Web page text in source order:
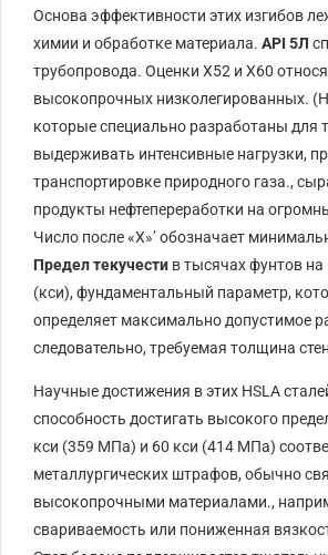
Основа эффективности этих изгибов
химии и обработке материала. API 5Л
трубопровода. Оценки Х52 и Х60
высокопрочных низколегированных. (
которые специально разработаны для
выдерживать интенсивные нагрузки,
транспортировке природного газа.,
продукты нефтепереработки на
Число после «X»’ обозначает
Предел текучести в тысячах фунтов
(кси), фундаментальный параметр,
определяет максимально допустимое
следовательно, требуемая толщина
Научные достижения в этих HSLA
способность достигать высокого
кси (359 МПа) и 60 кси (414 МПа)
металлургических штрафов, обычно
высокопрочными материалами.,
свариваемость или пониженная